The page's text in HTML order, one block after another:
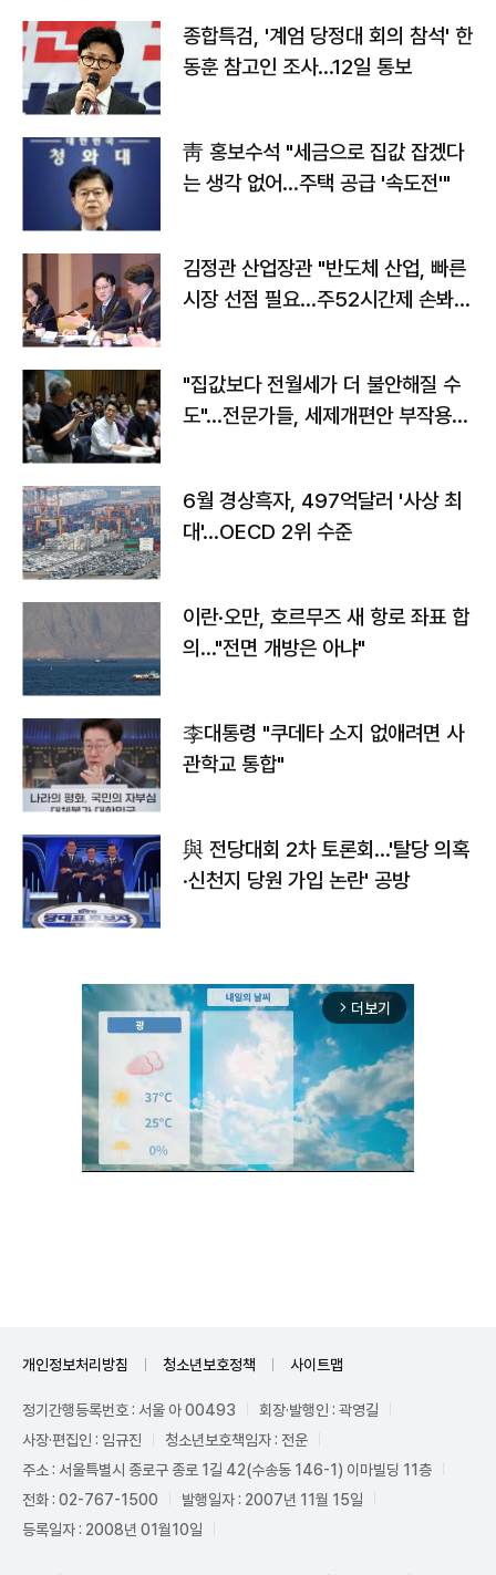
종합특검, '계엄 당정대 회의 참석' 한
동훈 참고인 조사...12일 통보
靑 홍보수석 "세금으로 집값 잡겠다
는 생각 없어…주택 공급 '속도전'"
김정관 산업장관 "반도체 산업, 빠른
시장 선점 필요…주52시간제 손봐
"집값보다 전월세가 더 불안해질 수
도"…전문가들, 세제개편안 부작용
6월 경상흑자, 497억달러 '사상 최
대'…OECD 2위 수준
이란·오만, 호르무즈 새 항로 좌표 합
의…"전면 개방은 아냐"
李대통령 "쿠데타 소지 없애려면 사
관학교 통합"
與 전당대회 2차 토론회…'탈당 의혹
·신천지 당원 가입 논란' 공방
arrow_forward_ios 더보기
개인정보처리방침 청소년보호정책 사이트맵
정기간행등록번호 : 서울 아 00493
회장·발행인 : 곽영길
사장·편집인 : 임규진
청소년보호책임자 : 전운
주소 : 서울특별시 종로구 종로 1길 42(수송동 146-1) 이마빌딩 11층
전화 : 02-767-1500
발행일자 : 2007년 11월 15일
등록일자 : 2008년 01월10일